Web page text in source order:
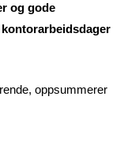
og gode
oppsummerer